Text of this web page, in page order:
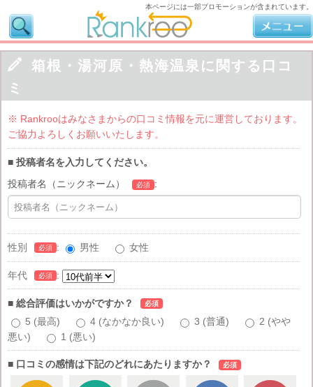
 箱根・湯河原・熱海温泉に関する口コ
ミ
※ Rankrooはみなさまからの口コミ情報を元に運営しております。
ご協力よろしくお願いいたします。
■ 投稿者名を入力してください。
投稿者名（ニックネーム）
必須 :
性別 必須 : 男性 女性
年代 必須 :
■ 総合評価はいかがですか？ 必須
5 (最高) 4 (なかなか良い) 3 (普通)
2 (やや
悪い)
1 (悪い)
■ 口コミの感情は下記のどれにあたりますか？ 必須
本ページには一部プロモーションが含まれています。